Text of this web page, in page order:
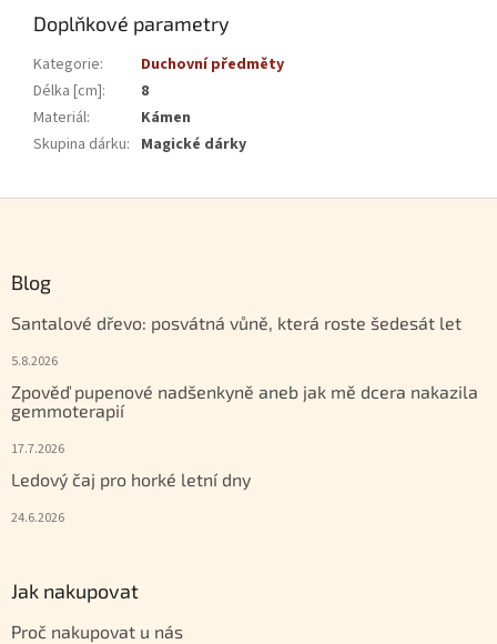
Doplňkové parametry
Kategorie:
Duchovní předměty
Délka [cm]:
8
Materiál:
Kámen
Skupina dárku: Magické dárky
Blog
Santalové dřevo: posvátná vůně, která roste šedesát let
5.8.2026
Zpověď pupenové nadšenkyně aneb jak mě dcera nakazila
gemmoterapií
17.7.2026
Ledový čaj pro horké letní dny
24.6.2026
Jak nakupovat
Proč nakupovat u nás